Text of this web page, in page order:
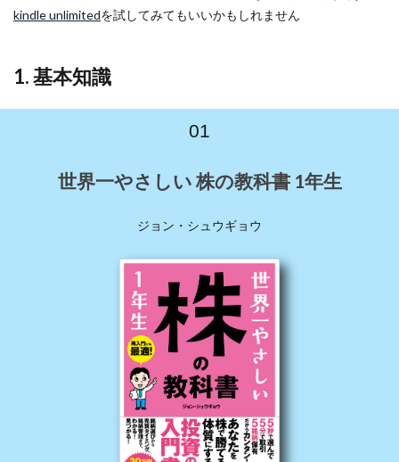
5. メ
レー
グ
kindle unlimitedを試してみてもいいかもしれません
1. 基本知識
01
世界一やさしい 株の教科書 1年生
ジョン・シュウギョウ